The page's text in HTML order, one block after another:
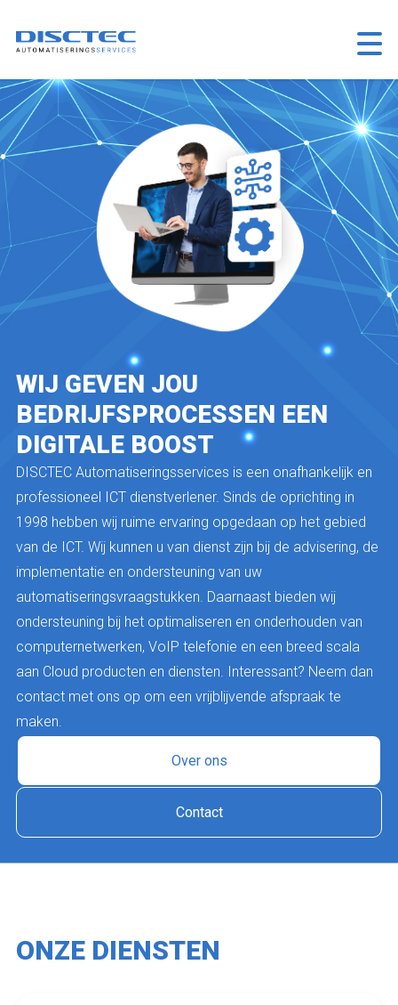
WIJ GEVEN JOU
BEDRIJFSPROCESSEN EEN
DIGITALE BOOST
DISCTEC Automatiseringsservices is een onafhankelijk en
professioneel ICT dienstverlener. Sinds de oprichting in
1998 hebben wij ruime ervaring opgedaan op het gebied
van de ICT. Wij kunnen u van dienst zijn bij de advisering, de
implementatie en ondersteuning van uw
automatiseringsvraagstukken. Daarnaast bieden wij
ondersteuning bij het optimaliseren en onderhouden van
computernetwerken, VoIP telefonie en een breed scala
aan Cloud producten en diensten. Interessant? Neem dan
contact met ons op om een vrijblijvende afspraak te
maken.
Over ons
Contact
ONZE DIENSTEN